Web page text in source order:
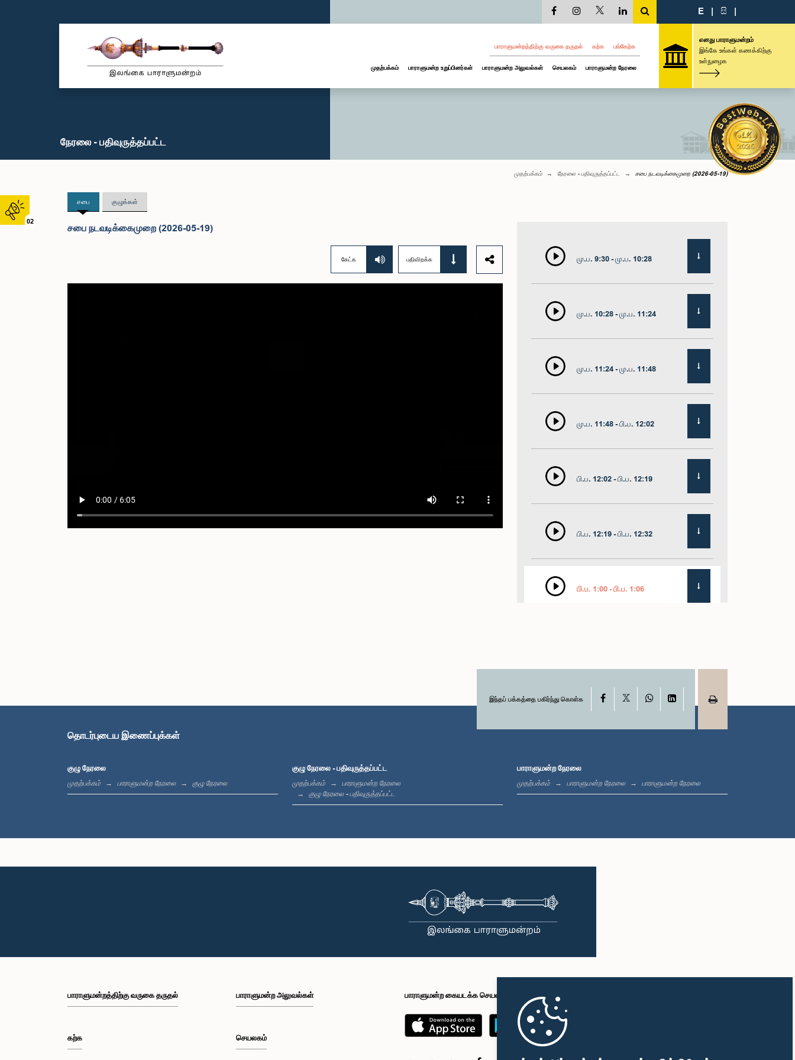
02
E | සි |
பாராளுமன்றத்திற்கு வருகை தருதல் கற்க பங்கேற்க
முதற்பக்கம் பாராளுமன்ற உறுப்பினர்கள் பாராளுமன்ற அலுவல்கள் செயலகம் பாராளுமன்ற நேரலை
எனது பாராளுமன்றம்
இங்கே உங்கள் கணக்கிற்கு
உள்நுழைக
நேரலை - பதிவுருத்தப்பட்ட
முதற்பக்கம் நேரலை - பதிவுருத்தப்பட்ட சபை நடவடிக்கைமுறை (2026-05-19)
சபை குழுக்கள்
சபை நடவடிக்கைமுறை (2026-05-19)
கேட்க பதிவிறக்க மு.ப. 9:30 - மு.ப. 10:28
மு.ப. 10:28 - மு.ப. 11:24
மு.ப. 11:24 - மு.ப. 11:48
மு.ப. 11:48 - பி.ப. 12:02
பி.ப. 12:02 - பி.ப. 12:19
பி.ப. 12:19 - பி.ப. 12:32
பி.ப. 1:00 - பி.ப. 1:06
பி.ப. 1:17 - பி.ப. 1:24
இந்தப் பக்கத்தை பகிர்ந்து கொள்க Facebook WhatsAppLinkedIn
தொடர்புடைய இணைப்புக்கள்
குழு நேரலை
முதற்பக்கம் பாராளுமன்ற நேரலை குழு நேரலை
குழு நேரலை - பதிவுருத்தப்பட்ட
முதற்பக்கம்
பாராளுமன்ற நேரலை
குழு நேரலை - பதிவுருத்தப்பட்ட
பாராளுமன்ற நேரலை
முதற்பக்கம் பாராளுமன்ற நேரலை பாராளுமன்ற நேரலை
பாராளுமன்றத்திற்கு வருகை தருதல்
கற்க
பாராளுமன்ற அலுவல்கள்
செயலகம்
பாராளுமன்ற கையடக்க செயலி